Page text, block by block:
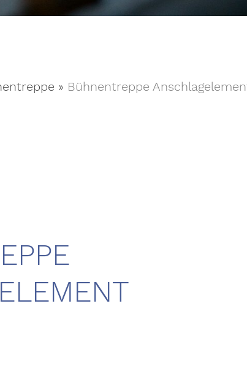
» Bühnentreppe